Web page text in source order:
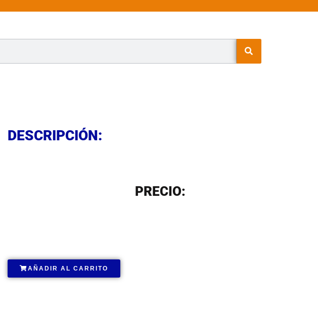
DESCRIPCIÓN:
PRECIO:
AÑADIR AL CARRITO